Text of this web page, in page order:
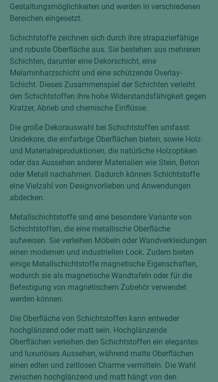
Gestaltungsmöglichkeiten und werden in verschiedenen
Bereichen eingesetzt.
Schichtstoffe zeichnen sich durch ihre strapazierfähige
und robuste Oberfläche aus. Sie bestehen aus mehreren
Schichten, darunter eine Dekorschicht, eine
Melaminharzschicht und eine schützende Overlay-
Schicht. Dieses Zusammenspiel der Schichten verleiht
den Schichtstoffen ihre hohe Widerstandsfähigkeit gegen
Kratzer, Abrieb und chemische Einflüsse.
Die große Dekorauswahl bei Schichtstoffen umfasst
Unidekore, die einfarbige Oberflächen bieten, sowie Holz-
und Materialreproduktionen, die natürliche Holzoptiken
oder das Aussehen anderer Materialien wie Stein, Beton
oder Metall nachahmen. Dadurch können Schichtstoffe
eine Vielzahl von Designvorlieben und Anwendungen
abdecken.
Metallschichtstoffe sind eine besondere Variante von
Schichtstoffen, die eine metallische Oberfläche
aufweisen. Sie verleihen Möbeln oder Wandverkleidungen
einen modernen und industriellen Look. Zudem bieten
einige Metallschichtstoffe magnetische Eigenschaften,
wodurch sie als magnetische Wandtafeln oder für die
Befestigung von magnetischem Zubehör verwendet
werden können.
Die Oberfläche von Schichtstoffen kann entweder
hochglänzend oder matt sein. Hochglänzende
Oberflächen verleihen den Schichtstoffen ein elegantes
und luxuriöses Aussehen, während matte Oberflächen
einen edlen und zeitlosen Charme vermitteln. Die Wahl
zwischen hochglänzend und matt hängt von den